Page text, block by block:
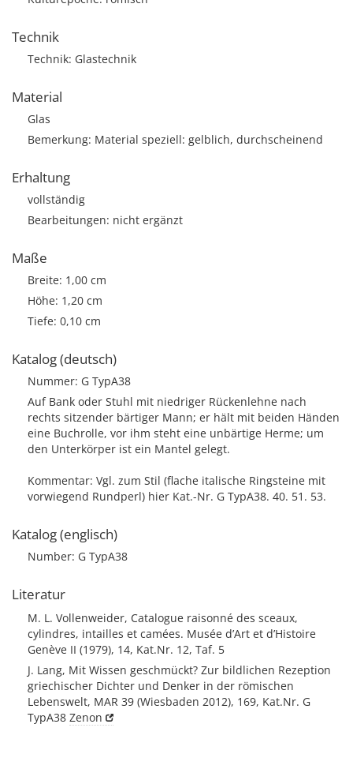
Technik
Technik: Glastechnik
Material
Glas
Bemerkung: Material speziell: gelblich, durchscheinend
Erhaltung
vollständig
Bearbeitungen: nicht ergänzt
Maße
Breite: 1,00 cm
Höhe: 1,20 cm
Tiefe: 0,10 cm
Katalog (deutsch)
Nummer: G TypA38
Auf Bank oder Stuhl mit niedriger Rückenlehne nach
rechts sitzender bärtiger Mann; er hält mit beiden Händen
eine Buchrolle, vor ihm steht eine unbärtige Herme; um
den Unterkörper ist ein Mantel gelegt.
Kommentar: Vgl. zum Stil (flache italische Ringsteine mit
vorwiegend Rundperl) hier Kat.-Nr. G TypA38. 40. 51. 53.
Katalog (englisch)
Number: G TypA38
Literatur
M. L. Vollenweider, Catalogue raisonné des sceaux,
cylindres, intailles et camées. Musée d’Art et d’Histoire
Genève II (1979), 14, Kat.Nr. 12, Taf. 5
J. Lang, Mit Wissen geschmückt? Zur bildlichen Rezeption
griechischer Dichter und Denker in der römischen
Lebenswelt, MAR 39 (Wiesbaden 2012), 169, Kat.Nr. G
TypA38 Zenon